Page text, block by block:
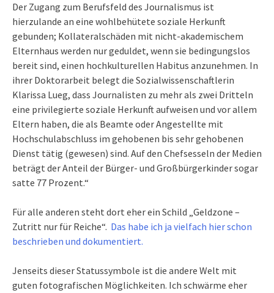
Der Zugang zum Berufsfeld des Journalismus ist
hierzulande an eine wohlbehütete soziale Herkunft
gebunden; Kollateralschäden mit nicht-akademischem
Elternhaus werden nur geduldet, wenn sie bedingungslos
bereit sind, einen hochkulturellen Habitus anzunehmen. In
ihrer Doktorarbeit belegt die Sozialwissenschaftlerin
Klarissa Lueg, dass Journalisten zu mehr als zwei Dritteln
eine privilegierte soziale Herkunft aufweisen und vor allem
Eltern haben, die als Beamte oder Angestellte mit
Hochschulabschluss im gehobenen bis sehr gehobenen
Dienst tätig (gewesen) sind. Auf den Chefsesseln der Medien
beträgt der Anteil der Bürger- und Großbürgerkinder sogar
satte 77 Prozent.“
Für alle anderen steht dort eher ein Schild „Geldzone –
Zutritt nur für Reiche“. Das habe ich ja vielfach hier schon
beschrieben und dokumentiert.
Jenseits dieser Statussymbole ist die andere Welt mit
guten fotografischen Möglichkeiten. Ich schwärme eher